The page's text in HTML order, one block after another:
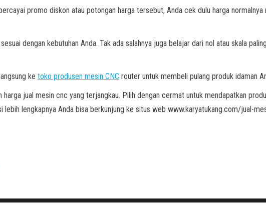
promo diskon atau potongan harga tersebut, Anda cek dulu harga
dengan kebutuhan Anda. Tak ada salahnya juga belajar dari nol atau skala
ke toko produsen mesin CNC router untuk membeli pulang produk idaman
jual mesin cnc yang terjangkau. Pilih dengan cermat untuk mendapatkan
lebih lengkapnya Anda bisa berkunjung ke situs web www.karyatukang.com/jual-